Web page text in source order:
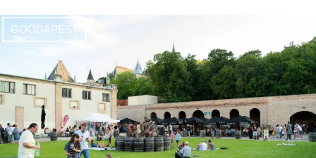
GOODAPEST